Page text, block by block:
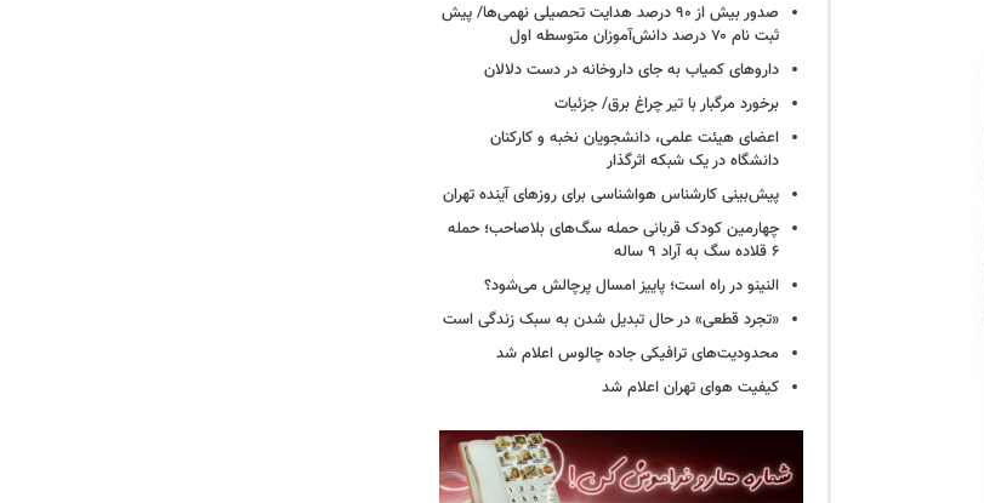
صدور بیش از ۹۰ درصد هدایت تحصیلی نهمی‌ها/ پیش
ثبت نام ۷۰ درصد دانش‌آموزان متوسطه اول
داروهای کمیاب به جای داروخانه در دست دلالان
برخورد مرگبار با تیر چراغ برق/ جزئیات
اعضای هیئت علمی، دانشجویان نخبه و کارکنان
دانشگاه در یک شبکه‌ اثرگذار
پیش‌بینی کارشناس هواشناسی برای روزهای آینده تهران
چهارمین کودک قربانی حمله سگ‌های بلاصاحب؛ حمله
۶ قلاده سگ به آراد ۹ ساله
النینو در راه است؛ پاییز امسال پرچالش می‌شود؟
«تجرد قطعی» در حال تبدیل شدن به سبک زندگی است
محدودیت‌های ترافیکی جاده چالوس اعلام شد
کیفیت هوای تهران اعلام شد